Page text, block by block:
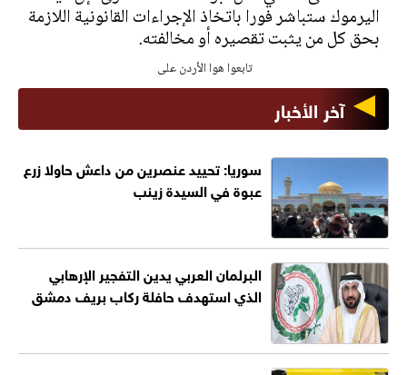
اليرموك ستباشر فورا باتخاذ الإجراءات القانونية اللازمة
بحق كل من يثبت تقصيره أو مخالفته.
تابعوا هوا الأردن على
آخر الأخبار
سوريا: تحييد عنصرين من داعش حاولا زرع
عبوة في السيدة زينب
البرلمان العربي يدين التفجير الإرهابي
الذي استهدف حافلة ركاب بريف دمشق